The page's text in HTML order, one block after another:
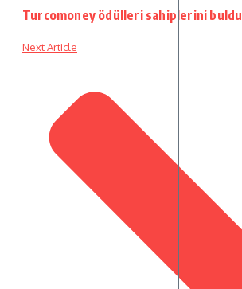
Turcomoney ödülleri sahiplerini buldu
Next Article